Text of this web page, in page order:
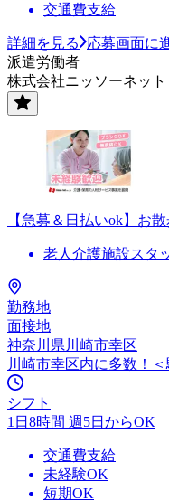
交通費支給
詳細を見る
応募画面に
派遣労働者
株式会社ニッソーネッ
【急募＆日払いok】お
老人介護施設スタ
勤務地
面接地
神奈川県川崎市幸区
川崎市幸区内に多数！
シフト
1日8時間 週5日からOK
交通費支給
未経験OK
短期OK